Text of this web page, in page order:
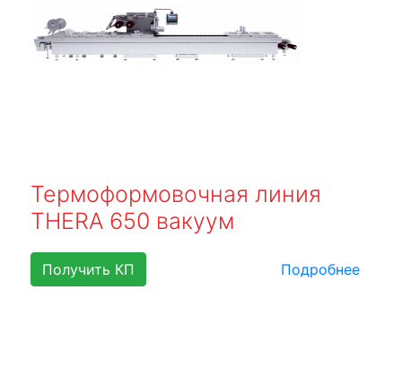
Термоформовочная линия
THERA 650 вакуум
Получить КП Подробнее